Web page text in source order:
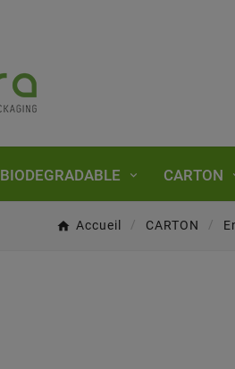
BIODEGRADABLE CARTON
Accueil CARTON